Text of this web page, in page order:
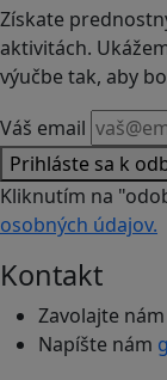
Získate
aktivitách.
výučbe tak, aby
Váš email
Prihláste sa k
Kliknutím na
osobných údajov.
Kontakt
Zavolajte nám
Napíšte nám